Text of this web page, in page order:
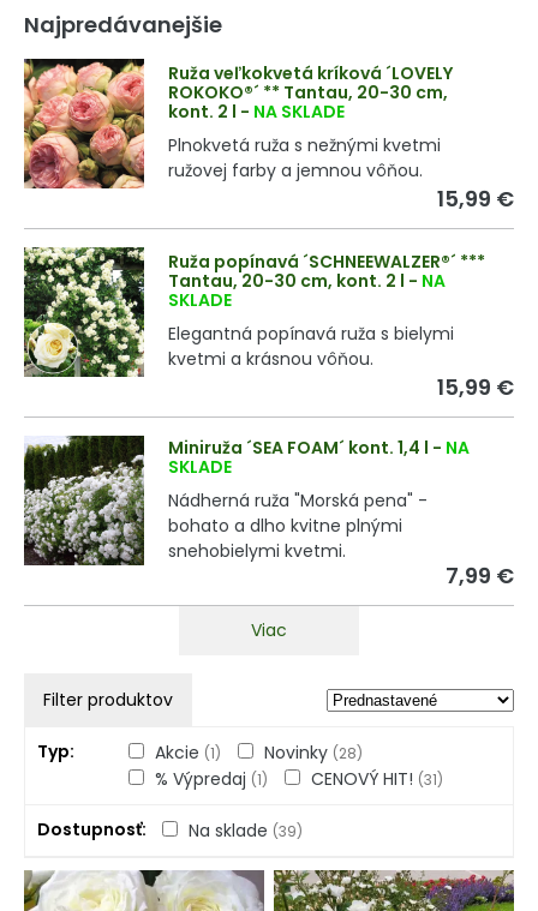
Najpredávanejšie
Ruža veľkokvetá kríková ´LOVELY
ROKOKO®´ ** Tantau, 20-30 cm,
kont. 2 l - NA SKLADE
Plnokvetá ruža s nežnými kvetmi
ružovej farby a jemnou vôňou.
15,99 €
Ruža popínavá ´SCHNEEWALZER®´ ***
Tantau, 20-30 cm, kont. 2 l - NA
SKLADE
Elegantná popínavá ruža s bielymi
kvetmi a krásnou vôňou.
15,99 €
Miniruža ´SEA FOAM´ kont. 1,4 l - NA
SKLADE
Nádherná ruža "Morská pena" -
bohato a dlho kvitne plnými
snehobielymi kvetmi.
7,99 €
Viac
Filter produktov
Typ Akcie (1) Novinky (28)
% Výpredaj (1) CENOVÝ HIT! (31)
Dostupnosť Na sklade (39)